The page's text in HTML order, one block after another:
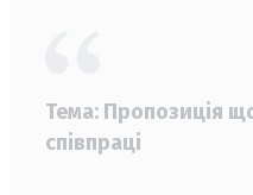
Тема: Пропозиція
співпраці